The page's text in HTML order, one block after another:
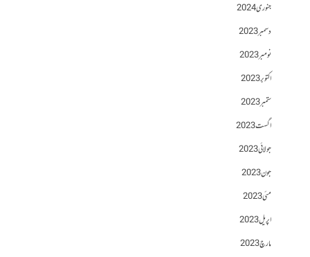
جنوری 2024
دسمبر 2023
نومبر 2023
اکتوبر 2023
ستمبر 2023
اگست 2023
جولائی 2023
جون 2023
مئی 2023
اپریل 2023
مارچ 2023